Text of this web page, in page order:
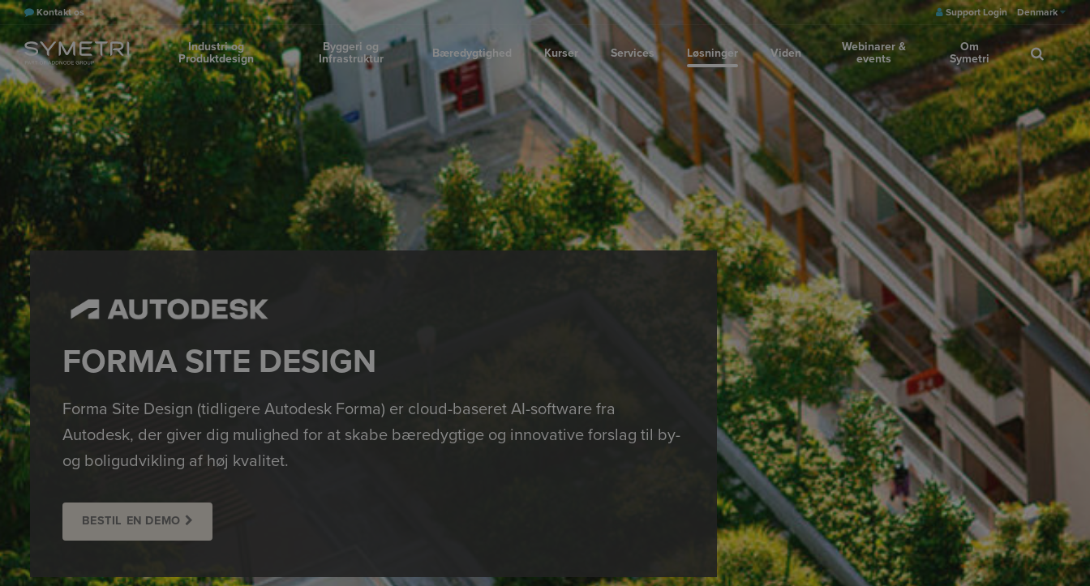
Kontakt os Support Login Denmark
Industri og
Produktdesign
Byggeri og
Infrastruktur
Bæredygtighed Kurser Services Løsninger Viden
Webinarer &
events
Om
Symetri
FORMA SITE DESIGN
Forma Site Design (tidligere Autodesk Forma) er cloud-baseret AI-software fra
Autodesk, der giver dig mulighed for at skabe bæredygtige og innovative forslag til by-
og boligudvikling af høj kvalitet.
BESTIL EN DEMO